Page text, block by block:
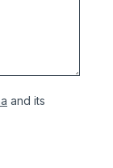
and its